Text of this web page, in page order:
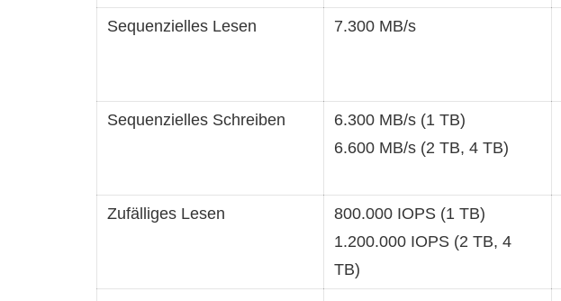
Sequenzielles Lesen 7.300 MB/s
Sequenzielles Schreiben
6.300 MB/s (1 TB)
6.600 MB/s (2 TB, 4 TB)
Zufälliges Lesen
800.000 IOPS (1 TB)
1.200.000 IOPS (2 TB, 4
TB)